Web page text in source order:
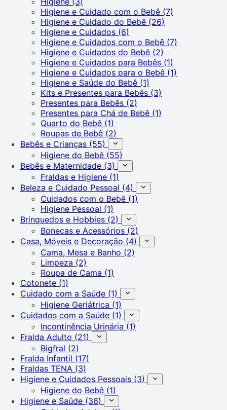
Higiene e Cuidado com o Bebê (7)
Higiene e Cuidado do Bebê (26)
Higiene e Cuidados (6)
Higiene e Cuidados com o Bebê (7)
Higiene e Cuidados do Bebê (2)
Higiene e Cuidados para Bebês (1)
Higiene e Cuidados para o Bebê (1)
Higiene e Saúde do Bebê (1)
Kits e Presentes para Bebês (3)
Presentes para Bebês (2)
Presentes para Chá de Bebê (1)
Quarto do Bebê (1)
Roupas de Bebê (2)
Bebês e Crianças (55)
Higiene do Bebê (55)
Bebês e Maternidade (3)
Fraldas e Higiene (1)
Beleza e Cuidado Pessoal (4)
Cuidados com o Bebê (1)
Higiene Pessoal (1)
Brinquedos e Hobbies (2)
Bonecas e Acessórios (2)
Casa, Móveis e Decoração (4)
Cama, Mesa e Banho (2)
Limpeza (2)
Roupa de Cama (1)
Cotonete (1)
Cuidado com a Saúde (1)
Higiene Geriátrica (1)
Cuidados com a Saúde (1)
Incontinência Urinária (1)
Fralda Adulto (21)
Bigfral (2)
Fralda Infantil (17)
Fraldas TENA (3)
Higiene e Cuidados Pessoais (3)
Higiene do Bebê (1)
Higiene e Saúde (36)